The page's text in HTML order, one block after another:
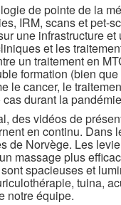
de pointe de la
IRM, scans et pet-
une infrastructure
et les
un traitement en
formation (bien
le cancer, le
durant la
des vidéos de
en continu. Dans
de Norvège. Les
massage plus
spacieuses et
tuina,
notre équipe.